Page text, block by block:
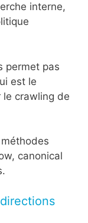
interne,
permet pas
est le
le crawling de
canonical